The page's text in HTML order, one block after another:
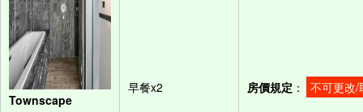
Townscape
早餐x2 房價規定 ： 不可更改/